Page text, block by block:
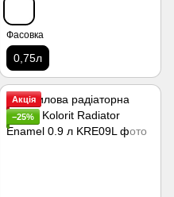
Фасовка
0,75л
Акція
−25%